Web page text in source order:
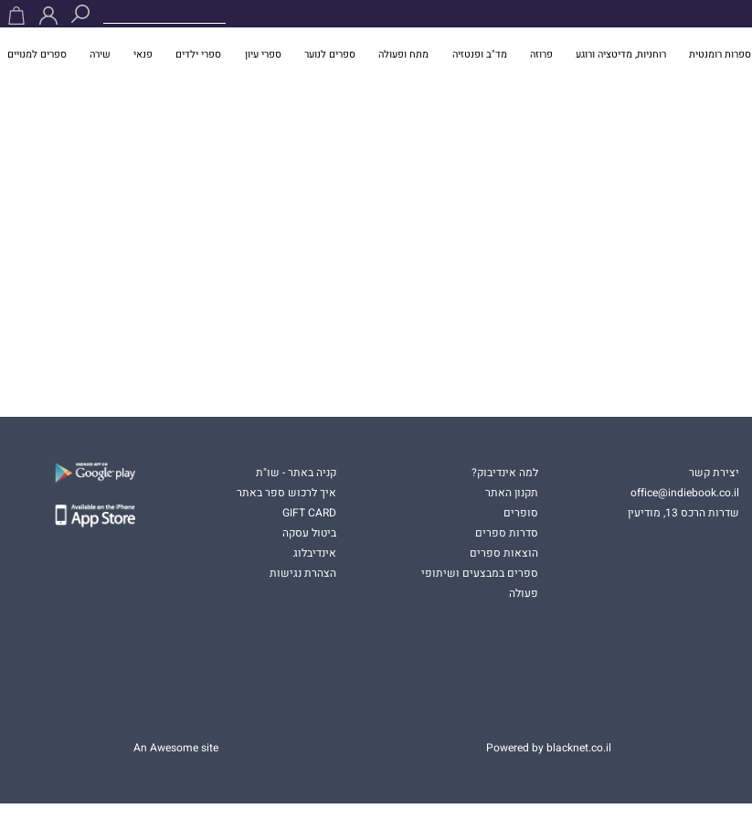
ספרות רומנטית רוחניות, מדיטציה ורוגע פרוזה מד"ב ופנטזיה מתח ופעולה ספרים לנוער ספרי עיון ספרי ילדים פנאי שירה ספרים למנויים
יצירת קשר
office@indiebook.co.il
שדרות הרכס 13, מודיעין
למה אינדיבוק?
תקנון האתר
סופרים
סדרות ספרים
הוצאות ספרים
ספרים במבצעים ושיתופי
פעולה
קניה באתר - שו"ת
איך לרכוש ספר באתר
GIFT CARD
ביטול עסקה
אינדיבלוג
הצהרת נגישות
Powered by blacknet.co.il
An Awesome site